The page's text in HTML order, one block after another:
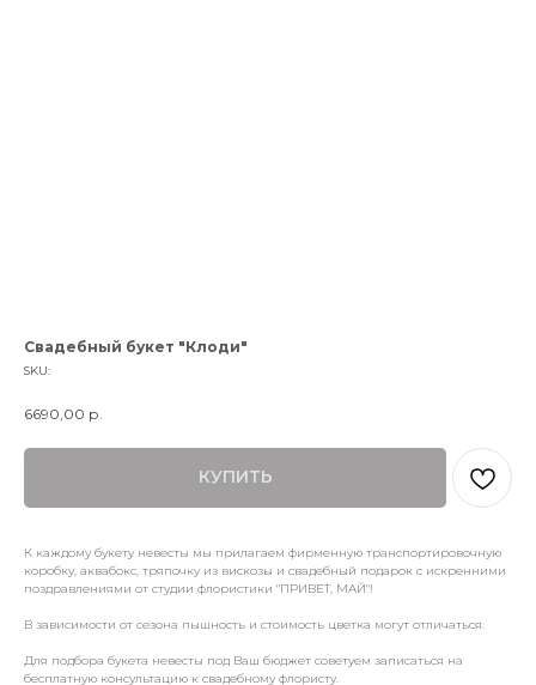
Свадебный букет "Клоди"
SKU:
6690,00 р.
КУПИТЬ
К каждому букету невесты мы прилагаем фирменную транспортировочную
коробку, аквабокс, тряпочку из вискозы и свадебный подарок с искренними
поздравлениями от студии флористики "ПРИВЕТ, МАЙ"!
В зависимости от сезона пышность и стоимость цветка могут отличаться.
Для подбора букета невесты под Ваш бюджет советуем записаться на
бесплатную консультацию к свадебному флористу.